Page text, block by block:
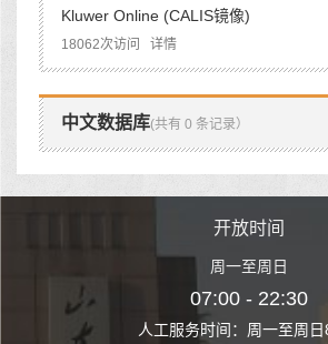
Kluwer Online (CALIS镜像)
18062次访问 详情
中文数据库(共有 0 条记录）
至周日8:00-
开放时间
周一至周日
07:00 - 22:30
人工服务时间：周一至周